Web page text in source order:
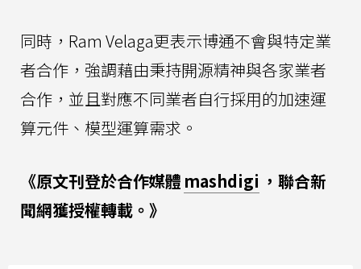
同時，Ram Velaga更表示博通不會與特定業
者合作，強調藉由秉持開源精神與各家業者
合作，並且對應不同業者自行採用的加速運
算元件、模型運算需求。
《原文刊登於合作媒體 mashdigi ，聯合新
聞網獲授權轉載。》